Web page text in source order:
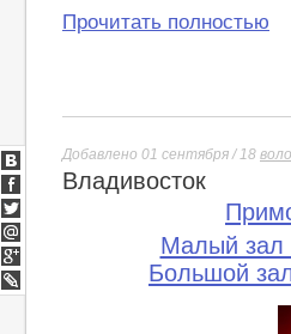
Прочитать полностью
Добавлено 01 сентября / 18
Владивосток
Малый зал
Большой
ВКонтакте
Facebook
Twitter
Мой
Мир
Google+
lj